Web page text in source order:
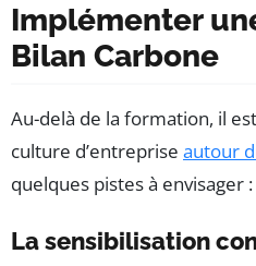
Implémenter
Bilan Carbone
Au-delà de la formation, il
culture d’entreprise autour
quelques pistes à envisager :
La sensibilisation